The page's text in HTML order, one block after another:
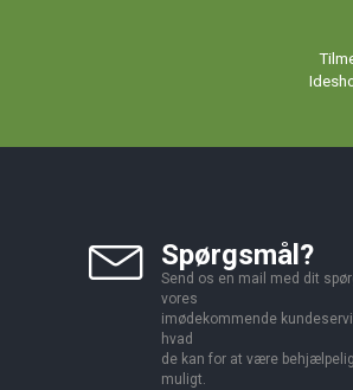
Spørgsmål?
Send os en mail med dit
vores
imødekommende
hvad
de kan for at være
muligt.